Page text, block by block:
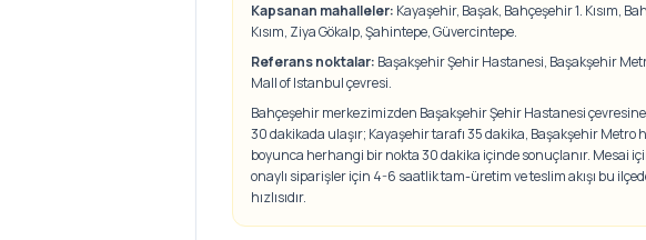
Kapsanan mahalleler: Kayaşehir, Başak, Bahçeşehir 1. Kısım,
Kısım, Ziya Gökalp, Şahintepe, Güvercintepe.
Referans noktalar: Başakşehir Şehir Hastanesi, Başakşehir
Mall of Istanbul çevresi.
Bahçeşehir merkezimizden Başakşehir Şehir Hastanesi
30 dakikada ulaşır; Kayaşehir tarafı 35 dakika, Başakşehir Metro
boyunca herhangi bir nokta 30 dakika içinde sonuçlanır. Mesai
onaylı siparişler için 4-6 saatlik tam-üretim ve teslim akışı bu
hızlısıdır.